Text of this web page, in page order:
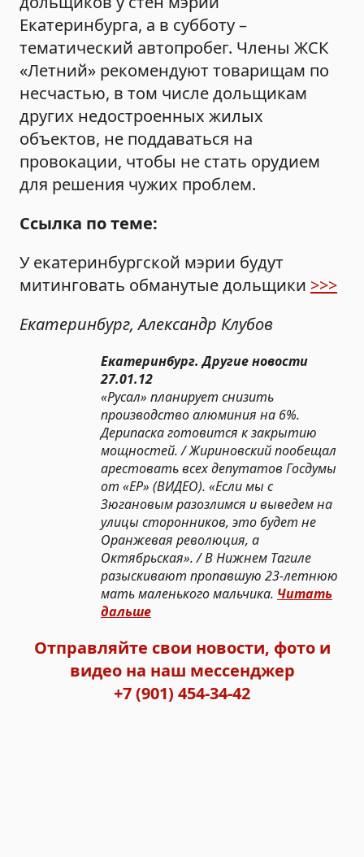
Екатеринбурга, а в субботу –
тематический автопробег. Члены ЖСК
«Летний» рекомендуют товарищам по
несчастью, в том числе дольщикам
других недостроенных жилых
объектов, не поддаваться на
провокации, чтобы не стать орудием
для решения чужих проблем.
Ссылка по теме:
У екатеринбургской мэрии будут
митинговать обманутые дольщики >>>
Екатеринбург, Александр Клубов
Екатеринбург. Другие новости
27.01.12
«Русал» планирует снизить
производство алюминия на 6%.
Дерипаска готовится к закрытию
мощностей. / Жириновский пообещал
арестовать всех депутатов Госдумы
от «ЕР» (ВИДЕО). «Если мы с
Зюгановым разозлимся и выведем на
улицы сторонников, это будет не
Оранжевая революция, а
Октябрьская». / В Нижнем Тагиле
разыскивают пропавшую 23-летнюю
мать маленького мальчика. Читать
дальше
Отправляйте свои новости, фото и
видео на наш мессенджер
+7 (901) 454-34-42